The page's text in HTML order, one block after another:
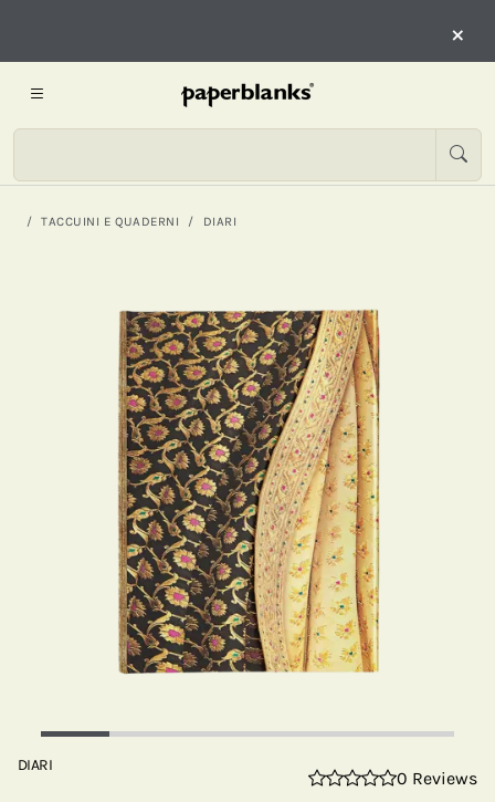
×
TACCUINI E QUADERNI DIARI
DIARI
0 Reviews